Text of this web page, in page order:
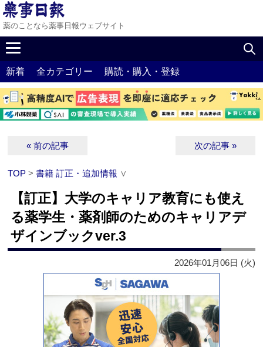
薬のことなら薬事日報ウェブサイト
新着 全カテゴリー 購読・購入・登録
« 前の記事 次の記事 »
TOP >書籍 訂正・追加情報 ∨
【訂正】大学のキャリア教育にも使え
る薬学生・薬剤師のためのキャリアデ
ザインブックver.3
2026年01月06日 (火)